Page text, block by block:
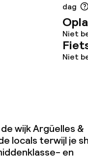
dag
Niet
Niet
wijk Argüelles &
locals terwijl je
en